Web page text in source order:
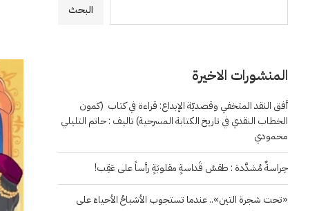
البحث
المنشورات الاخيرة
أفق النقد المتخفي وقصديّة الإبداع: قراءة في كتاب (كمون
الخطاب النقدي في تاريخ الكتابة المسرحية) تاليف : حاتم التليلي
محمودي
حِراسةٌ مُشدَّدة : طقسُ قَداسةٍ مقلوبَةٍ رأساً على عَقِب!
«تحت شجرة التين».. عندما تستجوب الأشباحُ الأحياءَ على